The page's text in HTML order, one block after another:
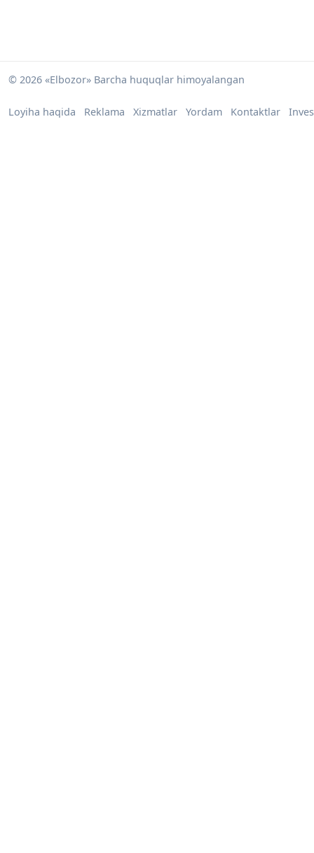
© 2026 «Elbozor» Barcha huquqlar himoyalangan
Loyiha haqida Reklama Xizmatlar Yordam Kontaktlar